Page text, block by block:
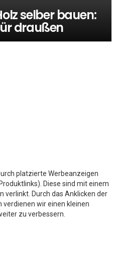
selber bauen:
draußen
platzierte Werbeanzeigen
Diese sind mit einem
verlinkt. Durch das Anklicken der
verdienen wir einen kleinen
zu verbessern.